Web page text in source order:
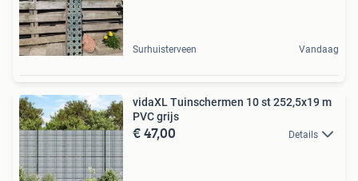
Surhuisterveen Vandaag
vidaXL Tuinschermen 10 st 252,5x19 m
PVC grijs
€ 47,00 Details